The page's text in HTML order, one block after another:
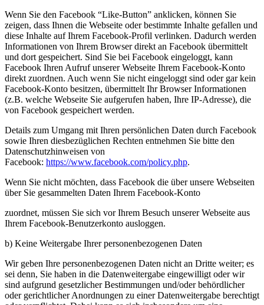
Wenn Sie den Facebook “Like-Button” anklicken, können Sie
zeigen, dass Ihnen die Webseite oder bestimmte Inhalte gefallen und
diese Inhalte auf Ihrem Facebook-Profil verlinken. Dadurch werden
Informationen von Ihrem Browser direkt an Facebook übermittelt
und dort gespeichert. Sind Sie bei Facebook eingeloggt, kann
Facebook Ihren Aufruf unserer Webseite Ihrem Facebook-Konto
direkt zuordnen. Auch wenn Sie nicht eingeloggt sind oder gar kein
Facebook-Konto besitzen, übermittelt Ihr Browser Informationen
(z.B. welche Webseite Sie aufgerufen haben, Ihre IP-Adresse), die
von Facebook gespeichert werden.
Details zum Umgang mit Ihren persönlichen Daten durch Facebook
sowie Ihren diesbezüglichen Rechten entnehmen Sie bitte den
Datenschutzhinweisen von
Facebook: https://www.facebook.com/policy.php.
Wenn Sie nicht möchten, dass Facebook die über unsere Webseiten
über Sie gesammelten Daten Ihrem Facebook-Konto
zuordnet, müssen Sie sich vor Ihrem Besuch unserer Webseite aus
Ihrem Facebook-Benutzerkonto ausloggen.
b) Keine Weitergabe Ihrer personenbezogenen Daten
Wir geben Ihre personenbezogenen Daten nicht an Dritte weiter; es
sei denn, Sie haben in die Datenweitergabe eingewilligt oder wir
sind aufgrund gesetzlicher Bestimmungen und/oder behördlicher
oder gerichtlicher Anordnungen zu einer Datenweitergabe berechtigt